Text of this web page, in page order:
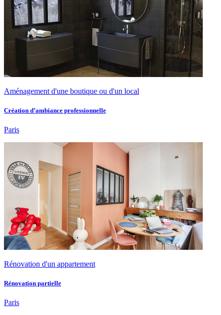
Aménagement d'une boutique ou d'un local
Création d’ambiance professionnelle
Paris
Rénovation d'un appartement
Rénovation partielle
Paris